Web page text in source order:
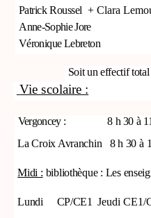
Patrick Roussel + Clara
Anne-Sophie Jore
Véronique Lebreton
Soit un effectif
Vie scolaire :
Vergoncey : 8 h 30 à
La Croix Avranchin
8 h 30 à
Midi : bibliothèque : Les
Lundi CP/CE1 Jeudi CE1/